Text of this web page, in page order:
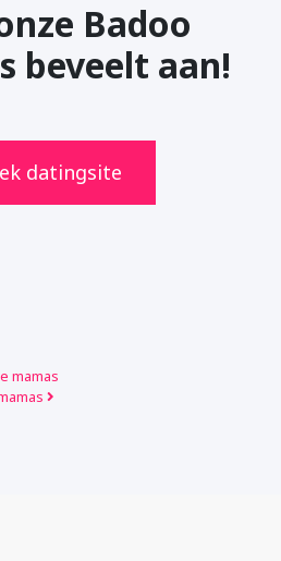
Badoo
beveelt aan!
datingsite
mamas